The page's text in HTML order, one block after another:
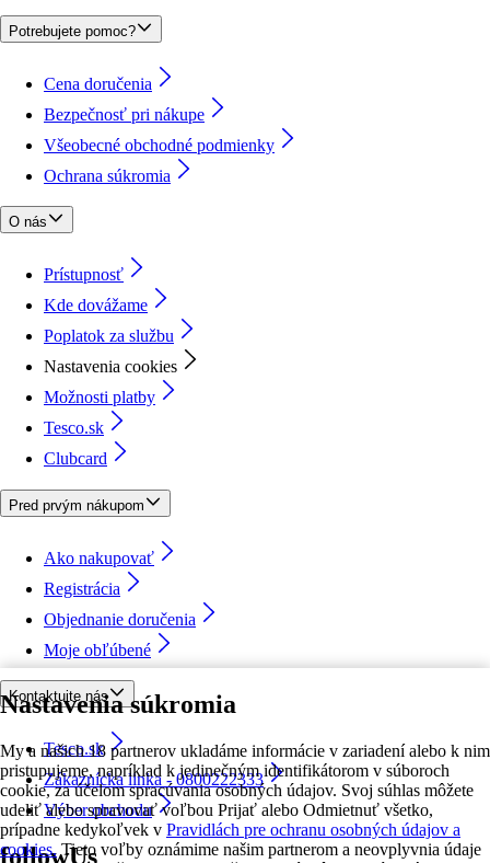
Nastavenia súkromia
My a našich 18 partnerov ukladáme informácie v zariadení alebo k nim
pristupujeme, napríklad k jedinečným identifikátorom v súboroch
cookie, za účelom spracúvania osobných údajov. Svoj súhlas môžete
udeliť alebo spravovať voľbou Prijať alebo Odmietnuť všetko,
prípadne kedykoľvek v Pravidlách pre ochranu osobných údajov a
cookies. Tieto voľby oznámime našim partnerom a neovplyvnia údaje
Potrebujete pomoc?
Cena doručenia
Bezpečnosť pri nákupe
Všeobecné obchodné podmienky
Ochrana súkromia
O nás
Prístupnosť
Kde dovážame
Poplatok za službu
Nastavenia cookies
Možnosti platby
Tesco.sk
Clubcard
Pred prvým nákupom
Ako nakupovať
Registrácia
Objednanie doručenia
Moje obľúbené
Kontaktujte nás
Tesco.sk
Zákaznícka linka - 0800222333
Výber obchodu
followUs